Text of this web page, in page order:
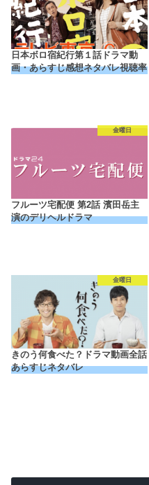
日本ボロ宿紀行第１話ドラマ動
画・あらすじ感想ネタバレ視聴率
金曜日
フルーツ宅配便 第2話 濱田岳主
演のデリヘルドラマ
金曜日
きのう何食べた？ドラマ動画全話
あらすじネタバレ